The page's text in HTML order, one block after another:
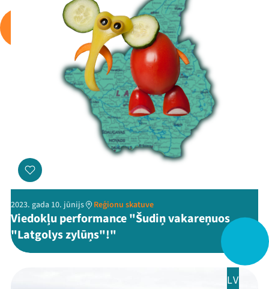
Mana programma
Festivāls
Programma
Arhīvs
Viņi bija LAMPĀ 2026
Jaunumi
Ziedo
2023. gada 10. jūnijs Reģionu skatuve
Viedokļu performance "Šudiņ vakareņuos
"Latgolys zylūņs"!"
LV